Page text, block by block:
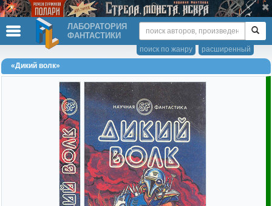
ЛАБОРАТОРИЯ
ФАНТАСТИКИ
расширенный
поиск по жанру
«Дикий волк»